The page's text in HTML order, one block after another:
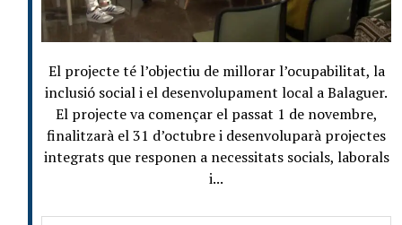
El projecte té l’objectiu de millorar l’ocupabilitat, la
inclusió social i el desenvolupament local a Balaguer.
El projecte va començar el passat 1 de novembre,
finalitzarà el 31 d’octubre i desenvoluparà projectes
integrats que responen a necessitats socials, laborals
i...